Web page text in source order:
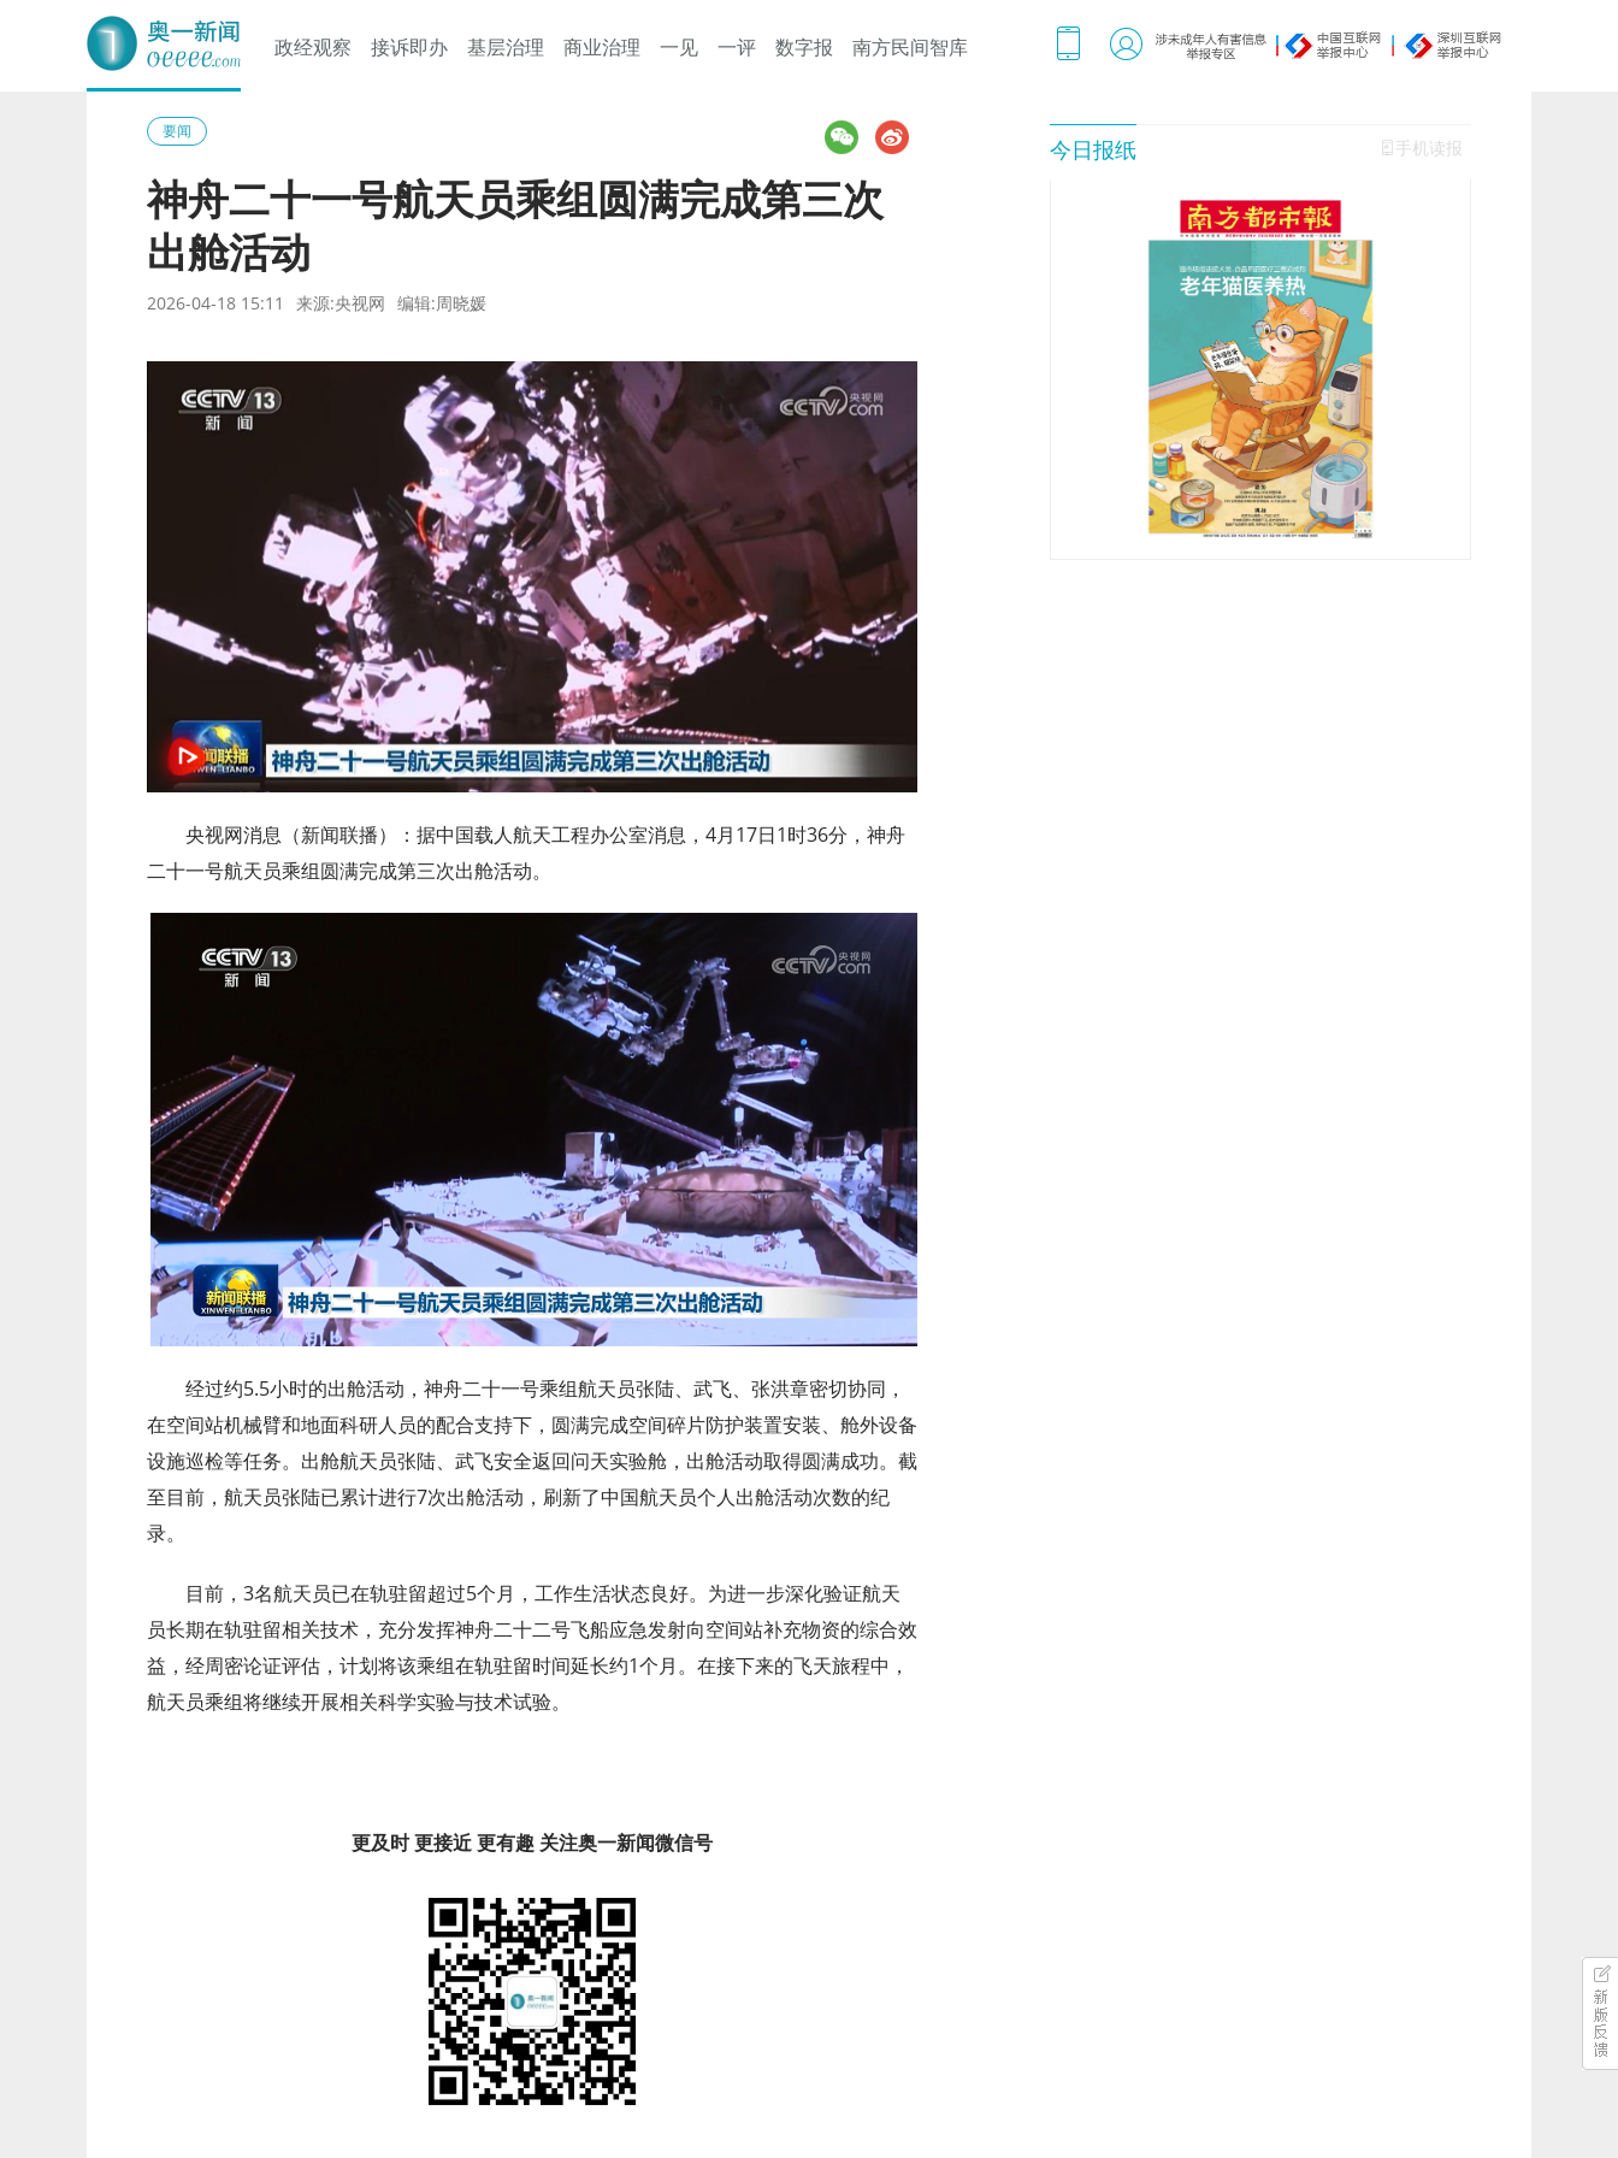
奥一网
政经观察 接诉即办 基层治理 商业治理 一见 一评 数字报 南方民间智库
要闻
神舟二十一号航天员乘组圆满完成第三次
出舱活动
2026-04-18 15:11 来源:央视网 编辑:周晓媛
央视网消息（新闻联播）：据中国载人航天工程办公室消息，4月17日1时36分，神舟
二十一号航天员乘组圆满完成第三次出舱活动。
经过约5.5小时的出舱活动，神舟二十一号乘组航天员张陆、武飞、张洪章密切协同，
在空间站机械臂和地面科研人员的配合支持下，圆满完成空间碎片防护装置安装、舱外设备
设施巡检等任务。出舱航天员张陆、武飞安全返回问天实验舱，出舱活动取得圆满成功。截
至目前，航天员张陆已累计进行7次出舱活动，刷新了中国航天员个人出舱活动次数的纪
录。
目前，3名航天员已在轨驻留超过5个月，工作生活状态良好。为进一步深化验证航天
员长期在轨驻留相关技术，充分发挥神舟二十二号飞船应急发射向空间站补充物资的综合效
益，经周密论证评估，计划将该乘组在轨驻留时间延长约1个月。在接下来的飞天旅程中，
航天员乘组将继续开展相关科学实验与技术试验。
更及时 更接近 更有趣 关注奥一新闻微信号
今日报纸 手机读报